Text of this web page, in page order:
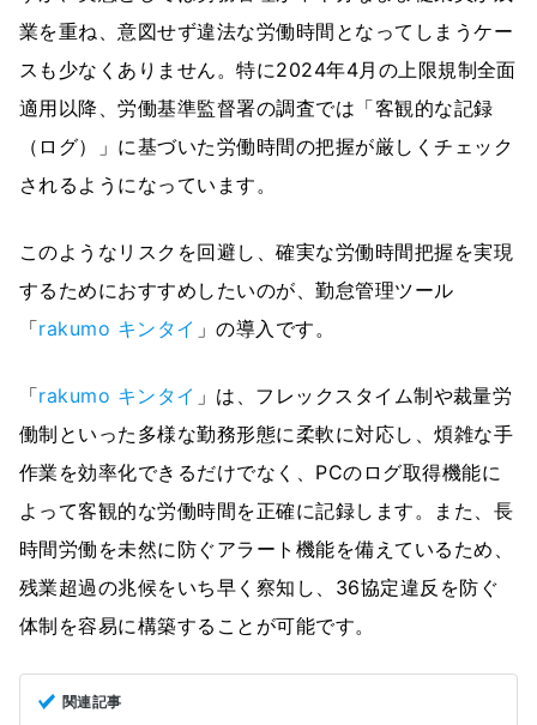
業を重ね、意図せず違法な労働時間となってしまうケー
スも少なくありません。特に2024年4月の上限規制全面
適用以降、労働基準監督署の調査では「客観的な記録
（ログ）」に基づいた労働時間の把握が厳しくチェック
されるようになっています。
このようなリスクを回避し、確実な労働時間把握を実現
するためにおすすめしたいのが、勤怠管理ツール
「rakumo キンタイ 」の導入です。
「rakumo キンタイ 」は、フレックスタイム制や裁量労
働制といった多様な勤務形態に柔軟に対応し、煩雑な手
作業を効率化できるだけでなく、PCのログ取得機能に
よって客観的な労働時間を正確に記録します。また、長
時間労働を未然に防ぐアラート機能を備えているため、
残業超過の兆候をいち早く察知し、36協定違反を防ぐ
体制を容易に構築することが可能です。
関連記事